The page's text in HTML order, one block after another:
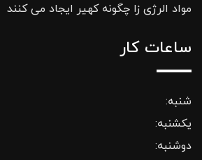
مواد الرژی زا چگونه کهیر ایجاد می کنند
ساعات کار
شنبه:
یکشنبه:
دوشنبه: